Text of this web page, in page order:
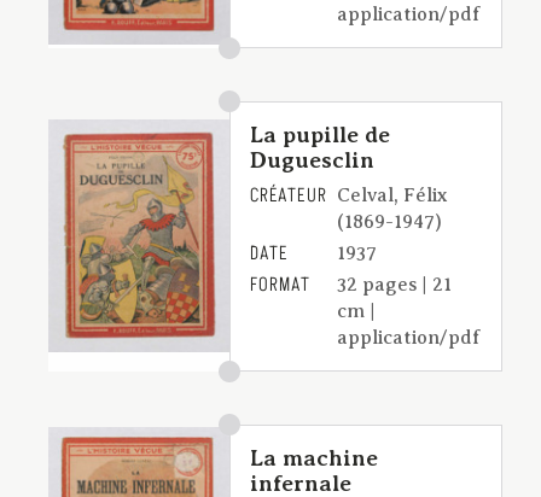
application/pdf
La pupille de
Duguesclin
CRÉATEUR Celval, Félix
(1869-1947)
DATE 1937
FORMAT
32 pages | 21
cm |
application/pdf
La machine
infernale